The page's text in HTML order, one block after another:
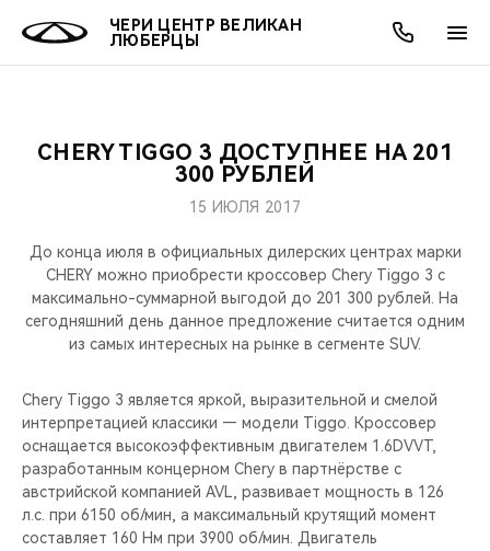
ЧЕРИ ЦЕНТР ВЕЛИКАН
ЛЮБЕРЦЫ
МОДЕЛИ
КРОССОВЕРЫ
СЕДАНЫ
НОВИНКИ
ПОКУПАТЕЛЯМ
КРЕДИТ И СТРАХОВАНИЕ
ВЛАДЕЛЬЦАМ
ЗАПЧАСТИ И АКСЕССУАРЫ
ПОДДЕРЖКА
МИР CHERY
О БРЕНДЕ
CHERY В СОЦСЕТЯХ
БЛАГОТВОРИТЕЛЬНОСТЬ
CHERY REMOTE
АКЦИИ
ОНЛАЙН СЕРВИСЫ
КРЕДИТ
О КОМПАНИИ
МЫ В СОЦСЕТЯХ
CHERY TIGGO 3 ДОСТУПНЕЕ НА 201
300 РУБЛЕЙ
15 ИЮЛЯ 2017
До конца июля в официальных дилерских центрах марки
CHERY можно приобрести кроссовер Chery Tiggo 3 c
максимально-суммарной выгодой до 201 300 рублей. На
сегодняшний день данное предложение считается одним
из самых интересных на рынке в сегменте SUV.
Chery Tiggo 3 является яркой, выразительной и смелой
интерпретацией классики — модели Tiggo. Кроссовер
оснащается высокоэффективным двигателем 1.6DVVT,
разработанным концерном Chery в партнёрстве с
австрийской компанией AVL, развивает мощность в 126
л.с. при 6150 об/мин, а максимальный крутящий момент
составляет 160 Нм при 3900 об/мин. Двигатель